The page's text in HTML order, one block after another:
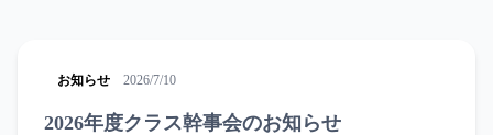
お知らせ 2026/7/10
2026年度クラス幹事会のお知らせ